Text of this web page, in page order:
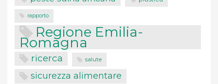
rapporto
Regione Emilia-
Romagna
ricerca salute
sicurezza alimentare